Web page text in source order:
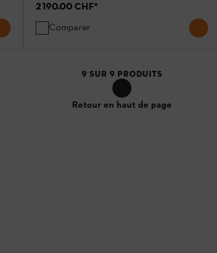
2 190.00 CHF*
Comparer
9 SUR 9 PRODUITS
Retour en haut de page